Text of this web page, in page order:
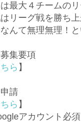
最大４チームの
リーグ戦を勝ち
んて無理無理！
集要項
ら 】
請
ら 】
アカウント必